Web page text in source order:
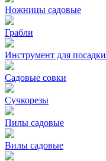
Ножницы садовые
Грабли
Инструмент для посадки
Садовые совки
Сучкорезы
Пилы садовые
Вилы садовые